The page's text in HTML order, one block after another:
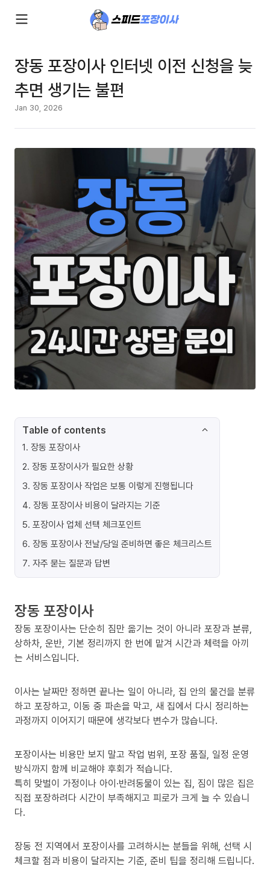
장동 포장이사 인터넷 이전 신청을 늦
추면 생기는 불편
Jan 30, 2026
Table of contents
1. 장동 포장이사
2. 장동 포장이사가 필요한 상황
3. 장동 포장이사 작업은 보통 이렇게 진행됩니다
4. 장동 포장이사 비용이 달라지는 기준
5. 포장이사 업체 선택 체크포인트
6. 장동 포장이사 전날/당일 준비하면 좋은 체크리스트
7. 자주 묻는 질문과 답변
장동 포장이사
장동 포장이사는 단순히 짐만 옮기는 것이 아니라 포장과 분류,
상하차, 운반, 기본 정리까지 한 번에 맡겨 시간과 체력을 아끼
는 서비스입니다.
이사는 날짜만 정하면 끝나는 일이 아니라, 집 안의 물건을 분류
하고 포장하고, 이동 중 파손을 막고, 새 집에서 다시 정리하는
과정까지 이어지기 때문에 생각보다 변수가 많습니다.
포장이사는 비용만 보지 말고 작업 범위, 포장 품질, 일정 운영
방식까지 함께 비교해야 후회가 적습니다.
특히 맞벌이 가정이나 아이·반려동물이 있는 집, 짐이 많은 집은
직접 포장하려다 시간이 부족해지고 피로가 크게 늘 수 있습니
다.
장동 전 지역에서 포장이사를 고려하시는 분들을 위해, 선택 시
체크할 점과 비용이 달라지는 기준, 준비 팁을 정리해 드립니다.